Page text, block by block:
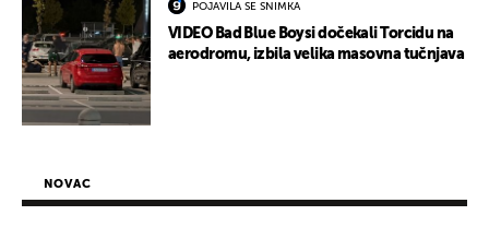
POJAVILA SE SNIMKA
VIDEO Bad Blue Boysi dočekali Torcidu na
aerodromu, izbila velika masovna tučnjava
NOVAC